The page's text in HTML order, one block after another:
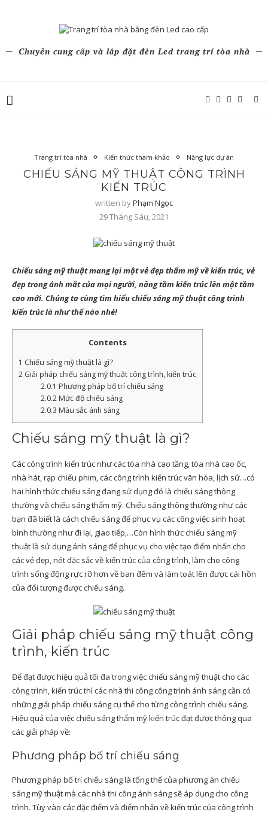
Chuyên cung cấp và lắp đặt đèn Led trang trí tòa nhà
Trang trí tòa nhà Kiến thức tham khảo Năng lực dự án
CHIẾU SÁNG MỸ THUẬT CÔNG TRÌNH
KIẾN TRÚC
written byPhạm Ngọc
29 Tháng Sáu, 2021
Chiếu sáng mỹ thuậtmang lại một vẻ đẹp thẩm mỹ về kiến trúc, vẻ
đẹp trong ánh mắt của mọi người, nâng tầm kiến trúc lên một tầm
cao mới. Chúng ta cùng tìm hiểu chiếu sáng mỹ thuật công trình
kiến trúc là như thế nào nhé!
Contents
1 Chiếu sáng mỹ thuật là gì?
2 Giải pháp chiếu sáng mỹ thuật công trình, kiến trúc
2.0.1 Phương pháp bố trí chiếu sáng
2.0.2 Mức độ chiếu sáng
2.0.3 Màu sắc ánh sáng
Chiếu sáng mỹ thuật là gì?
Các công trình kiến trúc như các tòa nhà cao tầng, tòa nhà cao ốc,
nhà hát, rạp chiếu phim, các công trình kiến trúc văn hóa, lịch sử…có
hai hình thức chiếu sáng đang sử dụng đó là chiếu sáng thông
thường và chiếu sáng thẩm mỹ. Chiếu sáng thông thường như các
bạn đã biết là cách chiếu sáng để phục vụ các công việc sinh hoạt
bình thường như đi lại, giao tiếp,…Còn hình thức chiếu sáng mỹ
thuật là sử dụng ánh sáng để phục vụ cho việc tạo điểm nhấn cho
các vẻ đẹp, nét đặc sắc về kiến trúc của công trình, làm cho công
trình sống động rực rỡ hơn về ban đêm và làm toát lên được cái hồn
của đối tượng được chiếu sáng.
Giải pháp chiếu sáng mỹ thuật công
trình, kiến trúc
Để đạt được hiệu quả tối đa trong việc chiếu sáng mỹ thuật cho các
công trình, kiến trúc thì các nhà thi công công trình ánh sáng cần có
những giải pháp chiếu sáng cụ thể cho từng công trình chiếu sáng.
Hiệu quả của việc chiếu sáng thẩm mỹ kiến trúc đạt được thông qua
các giải pháp về:
Phương pháp bố trí chiếu sáng
Phương pháp bố trí chiếu sáng là tổng thể của phương án chiếu
sáng mỹ thuật mà các nhà thi công ánh sáng sẽ áp dụng cho công
trình. Tùy vào các đặc điểm và điểm nhấn về kiến trúc của công trình